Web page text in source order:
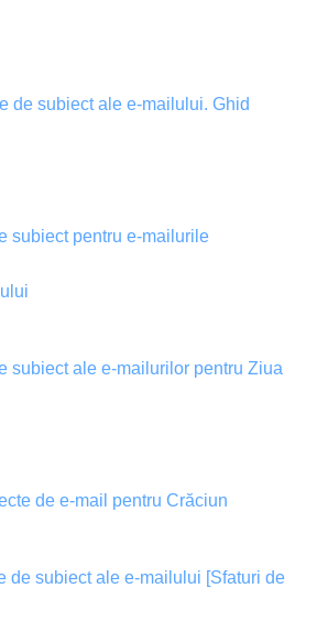
de subiect ale e-mailului. Ghid
subiect pentru e-mailurile
subiect ale e-mailurilor pentru Ziua
de e-mail pentru Crăciun
de subiect ale e-mailului [Sfaturi de